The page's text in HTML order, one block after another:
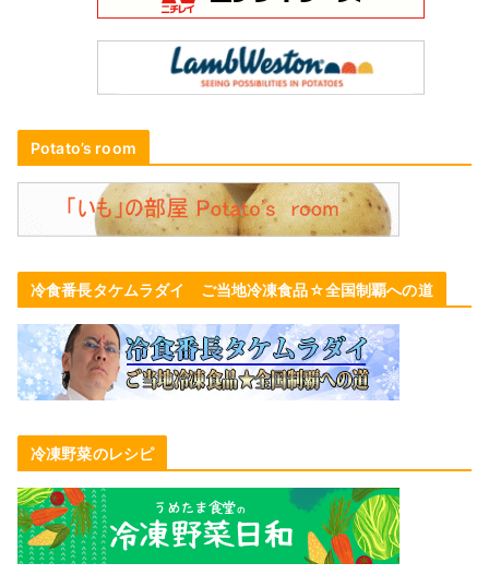
Potato’s room
冷食番長タケムラダイ ご当地冷凍食品☆全国制覇への道
冷凍野菜のレシピ